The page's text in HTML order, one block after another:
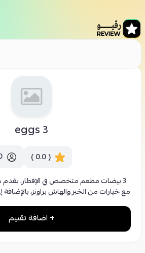
3 eggs
( 0.0 )
3 بيضات مطعم متخصص في الإفطار، يقدم
مع خيارات من الخبز والهاش براونز،
+ اضافة تقييم